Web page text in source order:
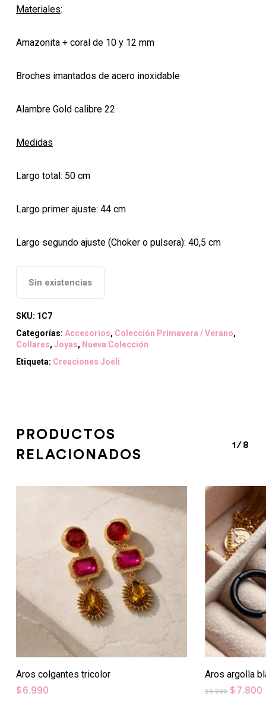
Materiales:
Amazonita + coral de 10 y 12 mm
Broches imantados de acero inoxidable
Alambre Gold calibre 22
Medidas
Largo total: 50 cm
Largo primer ajuste: 44 cm
Largo segundo ajuste (Choker o pulsera): 40,5 cm
Sin existencias
SKU: 1C7
Categorías: Accesorios, Colección Primavera / Verano,
Collares, Joyas, Nueva Colección
Etiqueta: Creaciones Joeli
PRODUCTOS
RELACIONADOS
1/8
Aros colgantes tricolor
$6.990
Aros argolla
$9.990 El
$7.800